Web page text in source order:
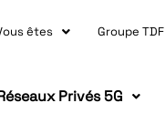
êtes Groupe TDF
Privés 5G